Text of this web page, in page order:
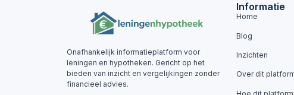
Onafhankelijk informatieplatform voor
leningen en hypotheken. Gericht op het
bieden van inzicht en vergelijkingen zonder
financieel advies.
Informatie
Home
Blog
Inzichten
Over dit